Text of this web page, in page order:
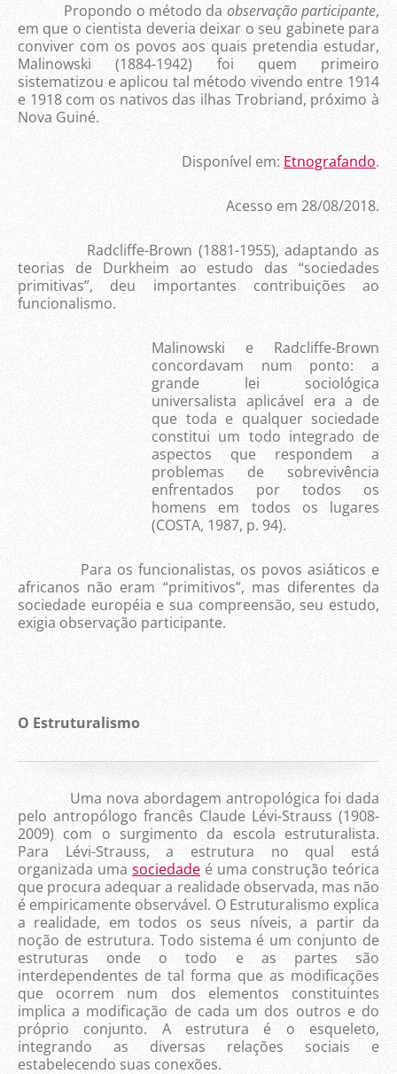
Propondo o método da observação participante,
em que o cientista deveria deixar o seu gabinete para
conviver com os povos aos quais pretendia estudar,
Malinowski (1884-1942) foi quem primeiro
sistematizou e aplicou tal método vivendo entre 1914
e 1918 com os nativos das ilhas Trobriand, próximo à
Nova Guiné.
Disponível em: Etnografando.
Acesso em 28/08/2018.
Radcliffe-Brown (1881-1955), adaptando as
teorias de Durkheim ao estudo das “sociedades
primitivas”, deu importantes contribuições ao
funcionalismo.
Malinowski e Radcliffe-Brown
concordavam num ponto: a
grande lei sociológica
universalista aplicável era a de
que toda e qualquer sociedade
constitui um todo integrado de
aspectos que respondem a
problemas de sobrevivência
enfrentados por todos os
homens em todos os lugares
(COSTA, 1987, p. 94).
Para os funcionalistas, os povos asiáticos e
africanos não eram “primitivos”, mas diferentes da
sociedade européia e sua compreensão, seu estudo,
exigia observação participante.
O Estruturalismo
Uma nova abordagem antropológica foi dada
pelo antropólogo francês Claude Lévi-Strauss (1908-
2009) com o surgimento da escola estruturalista.
Para Lévi-Strauss, a estrutura no qual está
organizada uma sociedade é uma construção teórica
que procura adequar a realidade observada, mas não
é empiricamente observável. O Estruturalismo explica
a realidade, em todos os seus níveis, a partir da
noção de estrutura. Todo sistema é um conjunto de
estruturas onde o todo e as partes são
interdependentes de tal forma que as modificações
que ocorrem num dos elementos constituintes
implica a modificação de cada um dos outros e do
próprio conjunto. A estrutura é o esqueleto,
integrando as diversas relações sociais e
estabelecendo suas conexões.